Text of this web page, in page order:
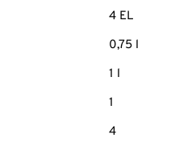
4 EL
0,75 l
1 l
1
4